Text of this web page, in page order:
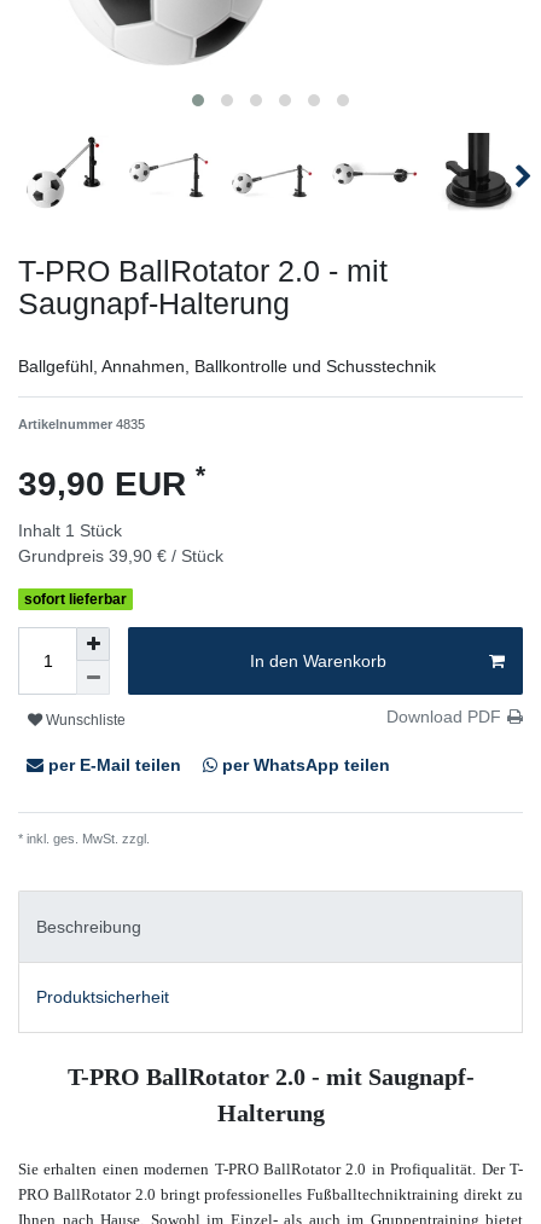
T-PRO BallRotator 2.0 - mit
Saugnapf-Halterung
Ballgefühl, Annahmen, Ballkontrolle und Schusstechnik
Artikelnummer 4835
39,90 EUR *
Inhalt 1 Stück
Grundpreis 39,90 € / Stück
sofort lieferbar
In den Warenkorb
Wunschliste Download PDF
per E-Mail teilen per WhatsApp teilen
* inkl. ges. MwSt. zzgl.
Beschreibung
Produktsicherheit
T-PRO BallRotator 2.0 - mit Saugnapf-
Halterung
Sie erhalten einen modernen T-PRO BallRotator 2.0 in Profiqualität. Der T-
PRO BallRotator 2.0 bringt professionelles Fußballtechniktraining direkt zu
Ihnen nach Hause. Sowohl im Einzel- als auch im Gruppentraining bietet